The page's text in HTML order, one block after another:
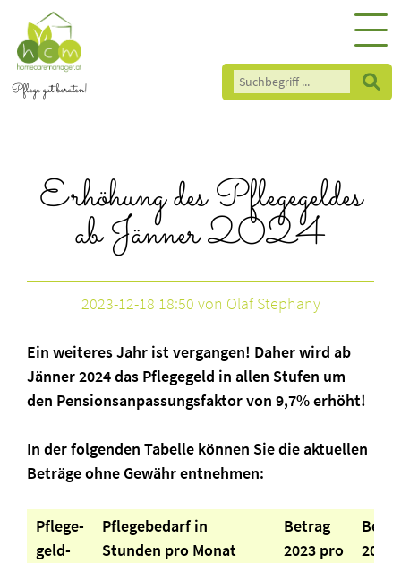
Pflege gut beraten!
Erhöhung des Pflegegeldes
ab Jänner 2024
2023-12-18 18:50 von Olaf Stephany
Ein weiteres Jahr ist vergangen! Daher wird ab
Jänner 2024 das Pflegegeld in allen Stufen um
den Pensionsanpassungsfaktor von 9,7% erhöht!
In der folgenden Tabelle können Sie die aktuellen
Beträge ohne Gewähr entnehmen:
Pflege-
geld-
Pflegebedarf in
Stunden pro Monat
Betrag
2023 pro
2024